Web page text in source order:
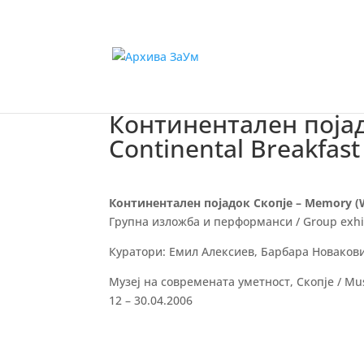
Континентален
Continental
Континентален појадок Скопје –
Групна изложба и перформанси / Group
Куратори: Емил Алексиев, Барбара
Музеј на современата уметност, Скопје /
12 – 30.04.2006